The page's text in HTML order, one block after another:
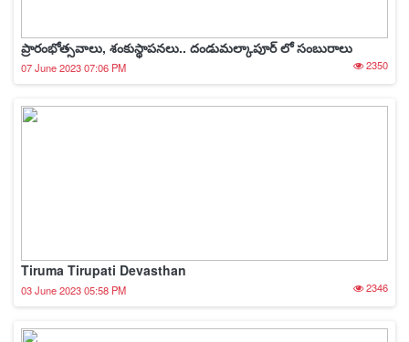
ప్రారంభోత్సవాలు, శంకుస్థాపనలు.. దండుమల్కాపూర్ లో సంబురాలు
07 June 2023 07:06 PM 2350
Tiruma Tirupati Devasthan
03 June 2023 05:58 PM 2346